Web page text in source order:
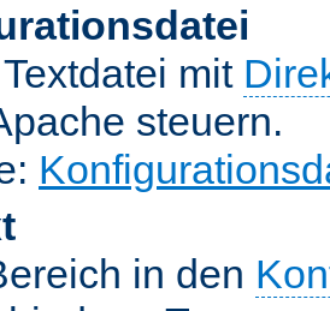
mit
steuern.
in den